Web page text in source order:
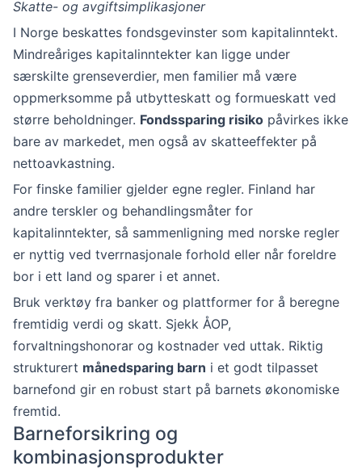
Skatte- og avgiftsimplikasjoner
I Norge beskattes fondsgevinster som kapitalinntekt.
Mindreåriges kapitalinntekter kan ligge under
særskilte grenseverdier, men familier må være
oppmerksomme på utbytteskatt og formueskatt ved
større beholdninger. Fondssparing risiko påvirkes ikke
bare av markedet, men også av skatteeffekter på
nettoavkastning.
For finske familier gjelder egne regler. Finland har
andre terskler og behandlingsmåter for
kapitalinntekter, så sammenligning med norske regler
er nyttig ved tverrnasjonale forhold eller når foreldre
bor i ett land og sparer i et annet.
Bruk verktøy fra banker og plattformer for å beregne
fremtidig verdi og skatt. Sjekk ÅOP,
forvaltningshonorar og kostnader ved uttak. Riktig
strukturert månedsparing barn i et godt tilpasset
barnefond gir en robust start på barnets økonomiske
fremtid.
Barneforsikring og
kombinasjonsprodukter